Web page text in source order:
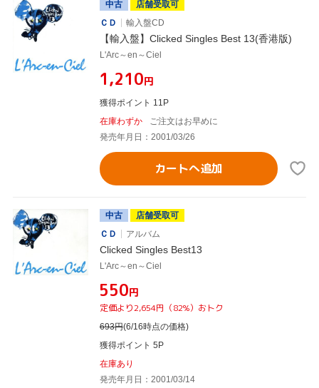
中古
店舗受取可
ＣＤ
輸入盤CD
【輸入盤】Clicked Singles Best 13(香港版)
L'Arc～en～Ciel
¥1,210円
獲得ポイント 11P
在庫わずか
ご注文はお早めに
発売年月日：2001/03/26
カートへ追加
中古
店舗受取可
ＣＤ
アルバム
Clicked Singles Best13
L'Arc～en～Ciel
¥550円
定価より2,654円（82%）おトク
693円(6/16時点の価格)
獲得ポイント 5P
在庫あり
発売年月日：2001/03/14